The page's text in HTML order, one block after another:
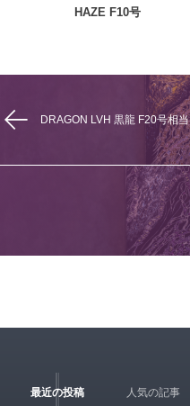
HAZE F10号
DRAGON LVH 黒龍 F20号相当
最近の投稿 人気の記事